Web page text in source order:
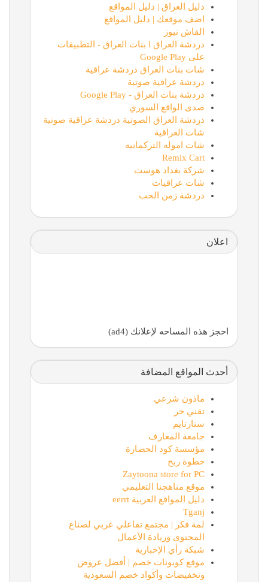
دليل العراق | دليل المواقع
اضف موقعك | دليل المواقع
القاش نيوز
دردشة العراق l بنات العراق - التطبيقات
على Google Play
شات بنات العراق دردشة عراقية
دردشة عراقية صوتية
دردشة بنات العراق - Google Play
صدى الواقع السوري
دردشة العراق الصوتية دردشة عراقية صوتية
شات العراقية
شات اموله التركمانيه
Remix Cart
شركة بغداد هوست
شات عراقيات
دردشة زمن الحب
اعلان
احجز هذه المساحه لإعلانك (ad4)
أحدث المواقع المضافة
ماذون شرعي
تقني حر
ستارتايم
جامعة المعارف
مؤسسة كود الحضارة
خطوة ربح
Zaytoona store for PC
موقع مناهجنا التعليمي
دليل المواقع العربية eerrt
Tganj
لمة فكر | مجتمع تفاعلي عربي لصناع
المحتوى وريادة الأعمال
شبكة رأي الإخبارية
موقع كوبونات خصم | أفضل عروض
وتخفيضات وأكواد خصم السعودية